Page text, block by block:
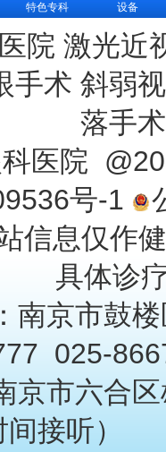
特色专科 设备
院 激光近
手术 斜弱
落手
医院
号-1
信息仅作
具体诊
南京市鼓
025-
京市六合
接听）